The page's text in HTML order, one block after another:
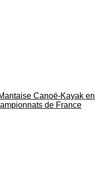
Canoë‑Kayak en
de France